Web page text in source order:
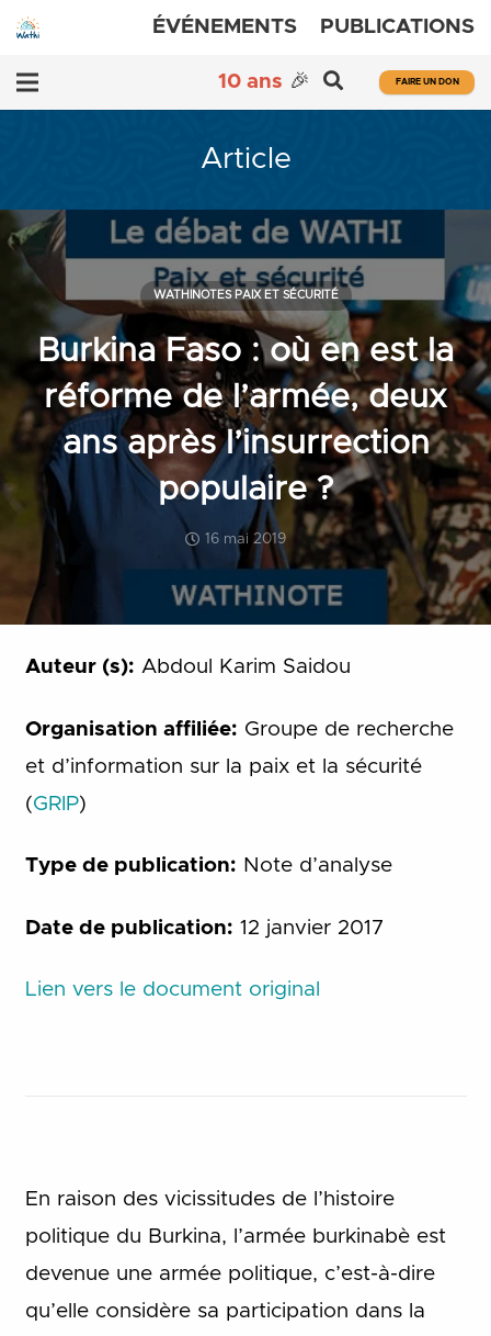
ÉVÉNEMENTS PUBLICATIONS
10 ans 🎉 FAIRE UN DON
Article
Burkina Faso : où en est la
réforme de l’armée, deux
ans après l’insurrection
populaire ?
16 mai 2019
WATHINOTES PAIX ET SÉCURITÉ
Auteur (s): Abdoul Karim Saidou
Organisation affiliée: Groupe de recherche
et d’information sur la paix et la sécurité
(GRIP)
Type de publication: Note d’analyse
Date de publication: 12 janvier 2017
Lien vers le document original
En raison des vicissitudes de l’histoire
politique du Burkina, l’armée burkinabè est
devenue une armée politique, c’est-à-dire
qu’elle considère sa participation dans la